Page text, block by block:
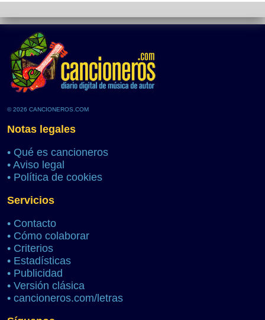
© 2026 CANCIONEROS.COM
Notas legales
• Qué es cancioneros
• Aviso legal
• Política de cookies
Servicios
• Contacto
• Cómo colaborar
• Criterios
• Estadísticas
• Publicidad
• Versión clásica
• cancioneros.com/letras